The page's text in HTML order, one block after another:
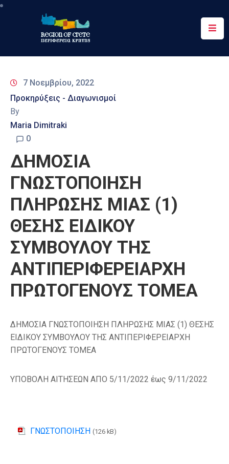
Περιφέρεια
&
Δράσεις
Ψηφιακές
Επικοινωνία
7 Νοεμβρίου, 2022
Προκηρύξεις - Διαγωνισμοί
By
Maria Dimitraki
0
ΔΗΜΟΣΙΑ
ΓΝΩΣΤΟΠΟΙΗΣΗ
ΠΛΗΡΩΣΗΣ ΜΙΑΣ (1)
ΘΕΣΗΣ ΕΙΔΙΚΟΥ
ΣΥΜΒΟΥΛΟΥ ΤΗΣ
ΑΝΤΙΠΕΡΙΦΕΡΕΙΑΡΧΗ
ΠΡΩΤΟΓΕΝΟΥΣ ΤΟΜΕΑ
ΔΗΜΟΣΙΑ ΓΝΩΣΤΟΠΟΙΗΣΗ ΠΛΗΡΩΣΗΣ ΜΙΑΣ (1) ΘΕΣΗΣ
ΕΙΔΙΚΟΥ ΣΥΜΒΟΥΛΟΥ ΤΗΣ ΑΝΤΙΠΕΡΙΦΕΡΕΙΑΡΧΗ
ΠΡΩΤΟΓΕΝΟΥΣ ΤΟΜΕΑ
ΥΠΟΒΟΛΗ ΑΙΤΗΣΕΩΝ ΑΠΟ 5/11/2022 έως 9/11/2022
ΓΝΩΣΤΟΠΟΙΗΣΗ (126 kB)